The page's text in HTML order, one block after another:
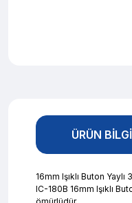
ÜRÜN
16mm Işıklı Buton Yaylı
IC-180B 16mm Işıklı